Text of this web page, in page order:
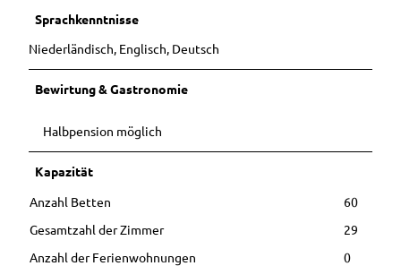
Sprachkenntnisse
Niederländisch, Englisch, Deutsch
Bewirtung & Gastronomie
Halbpension möglich
Kapazität
Anzahl Betten
60
Gesamtzahl der Zimmer
29
Anzahl der Ferienwohnungen
0